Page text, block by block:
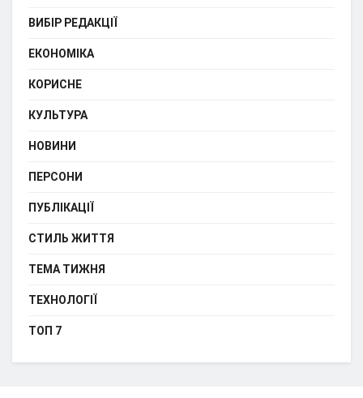
ВИБІР РЕДАКЦІЇ
ЕКОНОМІКА
КОРИСНЕ
КУЛЬТУРА
НОВИНИ
ПЕРСОНИ
ПУБЛІКАЦІЇ
СТИЛЬ ЖИТТЯ
ТЕМА ТИЖНЯ
ТЕХНОЛОГІЇ
ТОП 7